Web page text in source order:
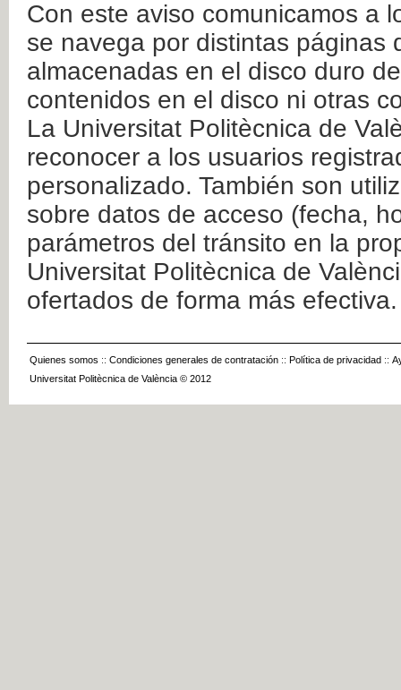
Con este aviso comunicamos a
se navega por distintas páginas
almacenadas en el disco duro
contenidos en el disco ni otras
La Universitat Politècnica de
reconocer a los usuarios
personalizado. También son
sobre datos de acceso (fecha,
parámetros del tránsito en la
Universitat Politècnica de
ofertados de forma más efectiva.
Quienes somos :: Condiciones generales de contratación :: Política de privacidad ::
Universitat Politècnica de València © 2012